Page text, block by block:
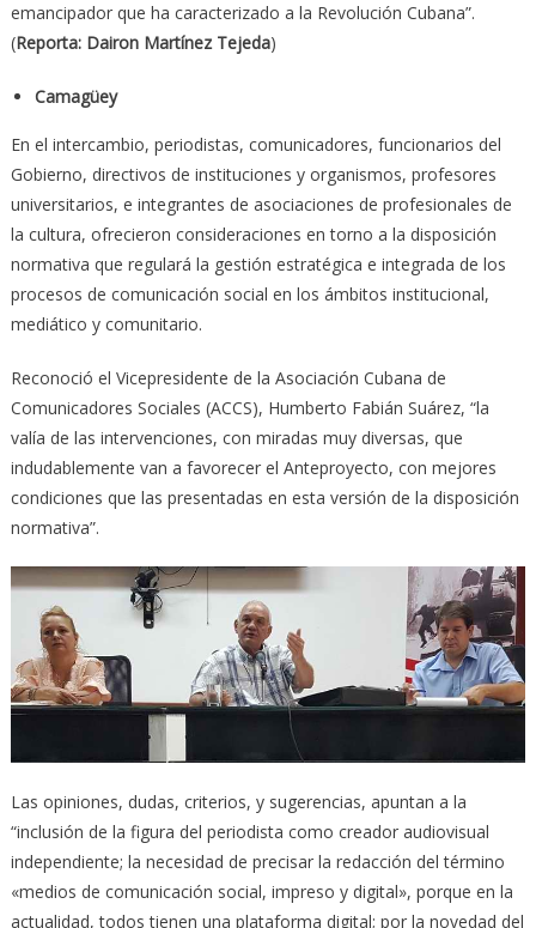
emancipador que ha caracterizado a la Revolución Cubana”.
(Reporta: Dairon Martínez Tejeda)
Camagüey
En el intercambio, periodistas, comunicadores, funcionarios del
Gobierno, directivos de instituciones y organismos, profesores
universitarios, e integrantes de asociaciones de profesionales de
la cultura, ofrecieron consideraciones en torno a la disposición
normativa que regulará la gestión estratégica e integrada de los
procesos de comunicación social en los ámbitos institucional,
mediático y comunitario.
Reconoció el Vicepresidente de la Asociación Cubana de
Comunicadores Sociales (ACCS), Humberto Fabián Suárez, “la
valía de las intervenciones, con miradas muy diversas, que
indudablemente van a favorecer el Anteproyecto, con mejores
condiciones que las presentadas en esta versión de la disposición
normativa”.
Las opiniones, dudas, criterios, y sugerencias, apuntan a la
“inclusión de la figura del periodista como creador audiovisual
independiente; la necesidad de precisar la redacción del término
«medios de comunicación social, impreso y digital», porque en la
actualidad, todos tienen una plataforma digital; por la novedad del